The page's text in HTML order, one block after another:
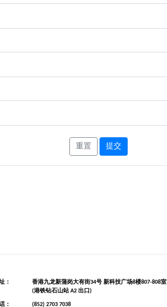
重置 提交
：
香港九龙新蒲岗大有街34号 新科技广场8楼807-808室
(港铁钻石山站 A2 出口)
： (852) 2703 7038